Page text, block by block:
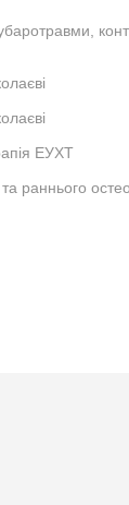
ЕУХТ
та раннього